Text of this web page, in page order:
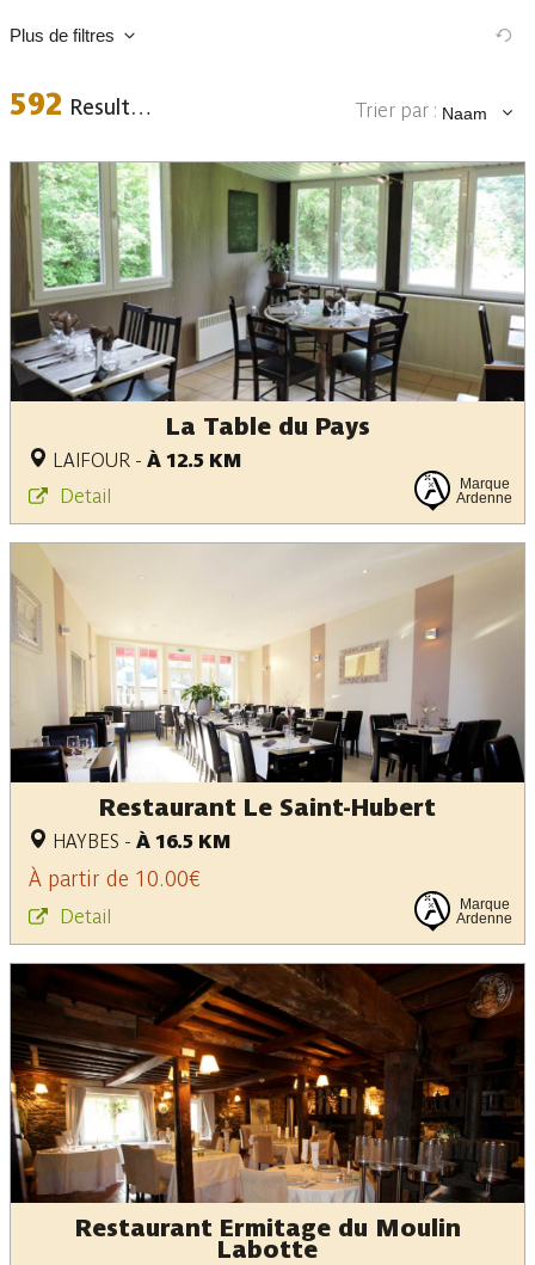
Plus de filtres
592 Resultaten Trier par : Naam
Data
La Table du Pays
LAIFOUR - À 12.5 KM
Detail
Marque
Ardenne
Restaurant Le Saint-Hubert
HAYBES - À 16.5 KM
À partir de 10.00€
Detail
Marque
Ardenne
Restaurant Ermitage du Moulin
Labotte